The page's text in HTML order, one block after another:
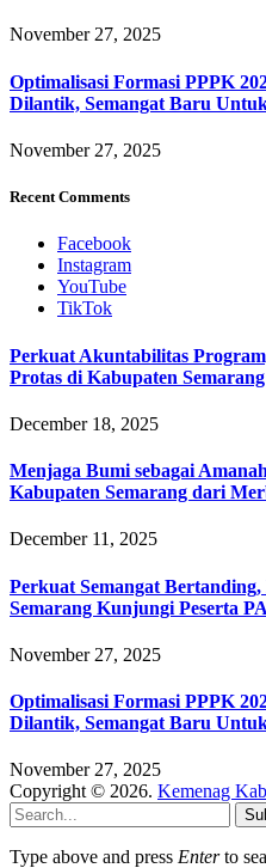
November 27, 2025
Optimalisasi Formasi PPPK
Dilantik, Semangat Baru
November 27, 2025
Recent Comments
Facebook
Instagram
YouTube
TikTok
Perkuat Akuntabilitas
Protas di Kabupaten Semarang
December 18, 2025
Menjaga Bumi sebagai
Kabupaten Semarang dari
December 11, 2025
Perkuat Semangat
Semarang Kunjungi Peserta
November 27, 2025
Optimalisasi Formasi PPPK
Dilantik, Semangat Baru
November 27, 2025
Copyright © 2026. Kemenag
Type above and press Enterto